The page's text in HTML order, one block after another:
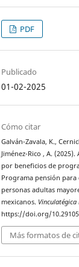
PDF
Publicado
01-02-2025
Cómo citar
Galván-Zavala, K.,
Jiménez-Rico , A.
por beneficios de
Programa pensión para
personas adultas
mexicanos. Vinculatégica
https://doi.org/
Más formatos de